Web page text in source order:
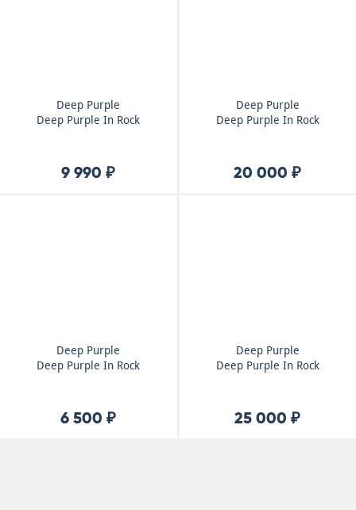
Deep Purple
Deep Purple In Rock
9 990 ₽
Deep Purple
Deep Purple In Rock
20 000 ₽
Deep Purple
Deep Purple In Rock
6 500 ₽
Deep Purple
Deep Purple In Rock
25 000 ₽